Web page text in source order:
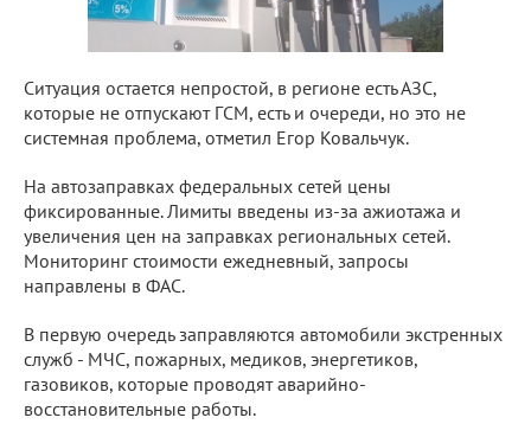
Ситуация остается непростой, в регионе есть АЗС,
которые не отпускают ГСМ, есть и очереди, но это не
системная проблема, отметил Егор Ковальчук.
На автозаправках федеральных сетей цены
фиксированные. Лимиты введены из-за ажиотажа и
увеличения цен на заправках региональных сетей.
Мониторинг стоимости ежедневный, запросы
направлены в ФАС.
В первую очередь заправляются автомобили экстренных
служб - МЧС, пожарных, медиков, энергетиков,
газовиков, которые проводят аварийно-
восстановительные работы.